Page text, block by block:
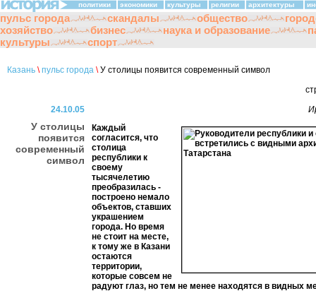
политики экономики культуры религии архитектуры
пульс города скандалы общество
хозяйство
бизнес наука и образование
культуры
спорт
Казань \ пульс города \У столицы появится современный символ
24.10.05
У столицы
появится
современный
символ
Каждый
согласится, что
столица
республики к
своему
тысячелетию
преобразилась -
построено немало
объектов, ставших
украшением
города. Но время
не стоит на месте,
к тому же в Казани
остаются
территории,
которые совсем не
радуют глаз, но тем не менее находятся в видных